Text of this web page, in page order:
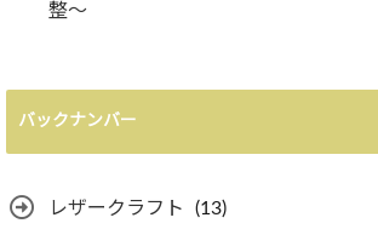
整〜
バックナンバー
レザークラフト (13)